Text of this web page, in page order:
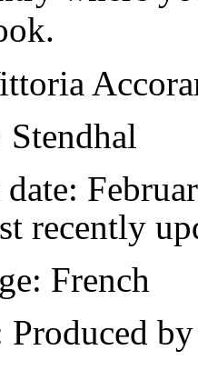
Stendhal
date:
recently
: French
Produced